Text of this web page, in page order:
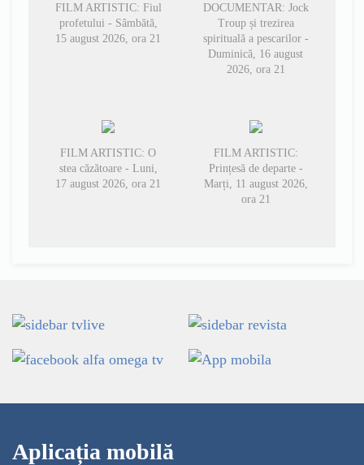
FILM ARTISTIC: Fiul
profetului - Sâmbătă,
15 august 2026, ora 21
DOCUMENTAR: Jock
Troup și trezirea
spirituală a pescarilor -
Duminică, 16 august
2026, ora 21
FILM ARTISTIC: O
stea căzătoare - Luni,
17 august 2026, ora 21
FILM ARTISTIC:
Prințesă de departe -
Marți, 11 august 2026,
ora 21
Aplicația mobilă